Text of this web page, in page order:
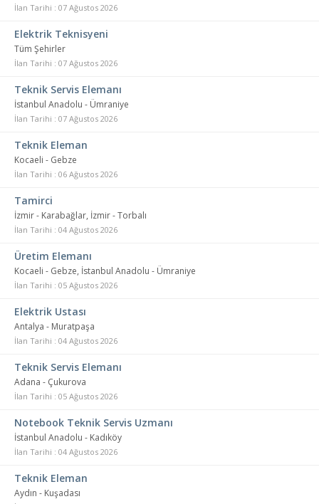
İlan Tarihi : 07 Ağustos 2026
Elektrik Teknisyeni
Tüm Şehirler
İlan Tarihi : 07 Ağustos 2026
Teknik Servis Elemanı
İstanbul Anadolu - Ümraniye
İlan Tarihi : 07 Ağustos 2026
Teknik Eleman
Kocaeli - Gebze
İlan Tarihi : 06 Ağustos 2026
Tamirci
İzmir - Karabağlar, İzmir - Torbalı
İlan Tarihi : 04 Ağustos 2026
Üretim Elemanı
Kocaeli - Gebze, İstanbul Anadolu - Ümraniye
İlan Tarihi : 05 Ağustos 2026
Elektrik Ustası
Antalya - Muratpaşa
İlan Tarihi : 04 Ağustos 2026
Teknik Servis Elemanı
Adana - Çukurova
İlan Tarihi : 05 Ağustos 2026
Notebook Teknik Servis Uzmanı
İstanbul Anadolu - Kadıköy
İlan Tarihi : 04 Ağustos 2026
Teknik Eleman
Aydın - Kuşadası